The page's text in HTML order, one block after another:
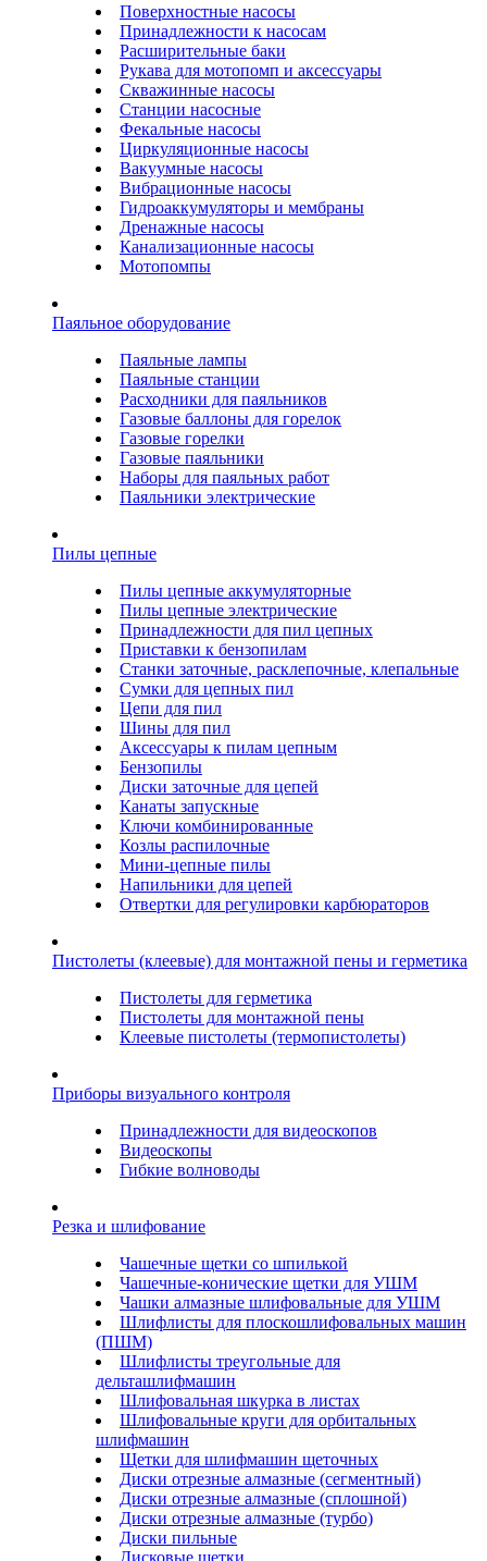
Поверхностные насосы
Принадлежности к насосам
Расширительные баки
Рукава для мотопомп и аксессуары
Скважинные насосы
Станции насосные
Фекальные насосы
Циркуляционные насосы
Вакуумные насосы
Вибрационные насосы
Гидроаккумуляторы и мембраны
Дренажные насосы
Канализационные насосы
Мотопомпы
Паяльное оборудование
Паяльные лампы
Паяльные станции
Расходники для паяльников
Газовые баллоны для горелок
Газовые горелки
Газовые паяльники
Наборы для паяльных работ
Паяльники электрические
Пилы цепные
Пилы цепные аккумуляторные
Пилы цепные электрические
Принадлежности для пил цепных
Приставки к бензопилам
Станки заточные, расклепочные, клепальные
Сумки для цепных пил
Цепи для пил
Шины для пил
Аксессуары к пилам цепным
Бензопилы
Диски заточные для цепей
Канаты запускные
Ключи комбинированные
Козлы распилочные
Мини-цепные пилы
Напильники для цепей
Отвертки для регулировки карбюраторов
Пистолеты (клеевые) для монтажной пены и герметика
Пистолеты для герметика
Пистолеты для монтажной пены
Клеевые пистолеты (термопистолеты)
Приборы визуального контроля
Принадлежности для видеоскопов
Видеоскопы
Гибкие волноводы
Резка и шлифование
Чашечные щетки со шпилькой
Чашечные-конические щетки для УШМ
Чашки алмазные шлифовальные для УШМ
Шлифлисты для плоскошлифовальных машин
(ПШМ)
Шлифлисты треугольные для
дельташлифмашин
Шлифовальная шкурка в листах
Шлифовальные круги для орбитальных
шлифмашин
Щетки для шлифмашин щеточных
Диски отрезные алмазные (сегментный)
Диски отрезные алмазные (сплошной)
Диски отрезные алмазные (турбо)
Диски пильные
Дисковые щетки